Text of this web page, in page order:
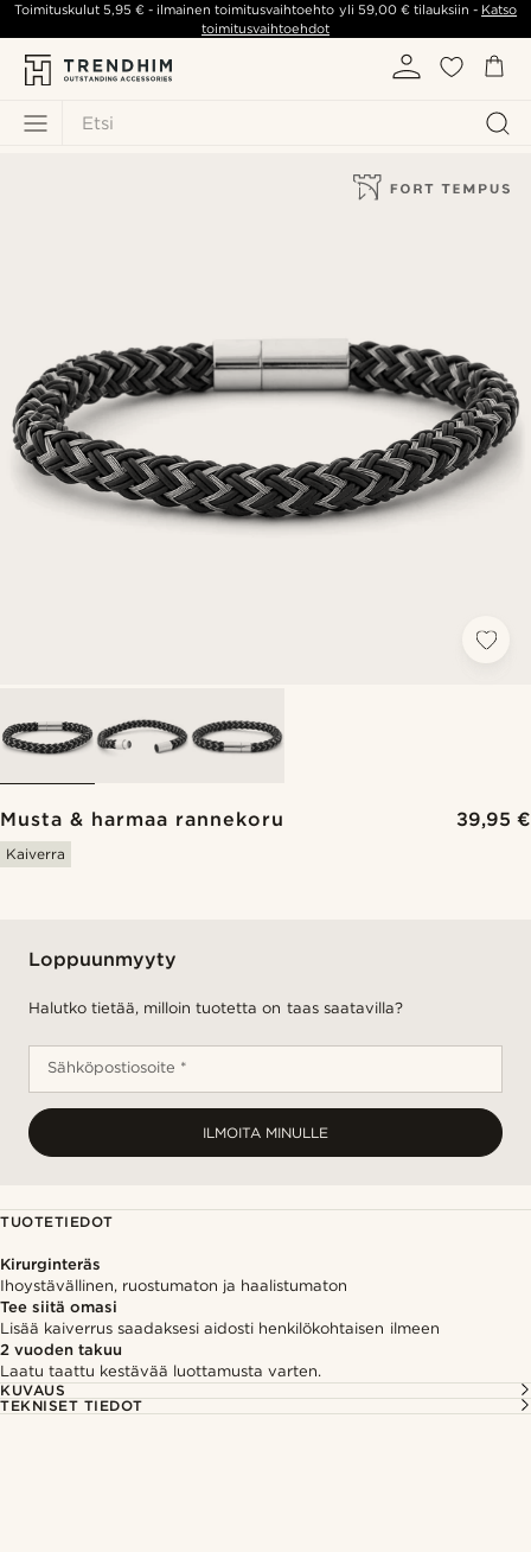
Etsi
Toimituskulut5,95 € - ilmainen toimitusvaihtoehto yli 59,00 €tilauksiin - Katso
toimitusvaihtoehdot
Musta & harmaa rannekoru 39,95 €
Kaiverra
Loppuunmyyty
Halutko tietää, milloin tuotetta on taas saatavilla?
Sähköpostiosoite *
ILMOITA MINULLE
TUOTETIEDOT
Kirurginteräs
Ihoystävällinen, ruostumaton ja haalistumaton
Tee siitä omasi
Lisää kaiverrus saadaksesi aidosti henkilökohtaisen ilmeen
2 vuoden takuu
Laatu taattu kestävää luottamusta varten.
KUVAUS
TEKNISET TIEDOT